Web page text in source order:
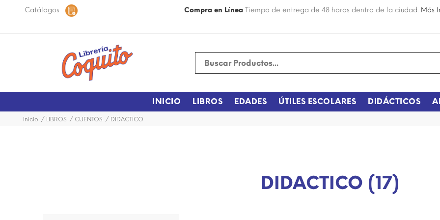
Catálogos
48 horas dentro de la ciudad. Compra en Línea Tiempo de entrega de 48 horas dentro de la ciudad. Más
INICIO LIBROS EDADES ÚTILES ESCOLARES DIDÁCTICOS
Inicio LIBROS CUENTOS DIDACTICO
DIDACTICO (17)